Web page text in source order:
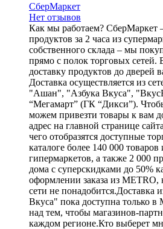
СберМаркет
Нет отзывов
Как мы работаем? СберМаркет
продуктов за 2 часа из
собственного склада – мы
прямо с полок торговых сетей.
доставку продуктов до дверей
Доставка осуществляется из
"Ашан", "Азбука Вкуса",
“Мегамарт” (ГК “Дикси”).
можем привезти товары к вам
адрес на главной странице
чего отобразятся доступные
каталоге более 140 000
гипермаркетов, а также 2 000
дома с суперскидками до 50%
оформлении заказа из METRO,
сети не понадобится.Доставка
Вкуса" пока доступна только
над тем, чтобы магазинов-
каждом регионе.Кто выберет